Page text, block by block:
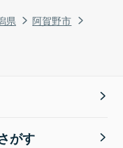
県
阿賀野市
がす